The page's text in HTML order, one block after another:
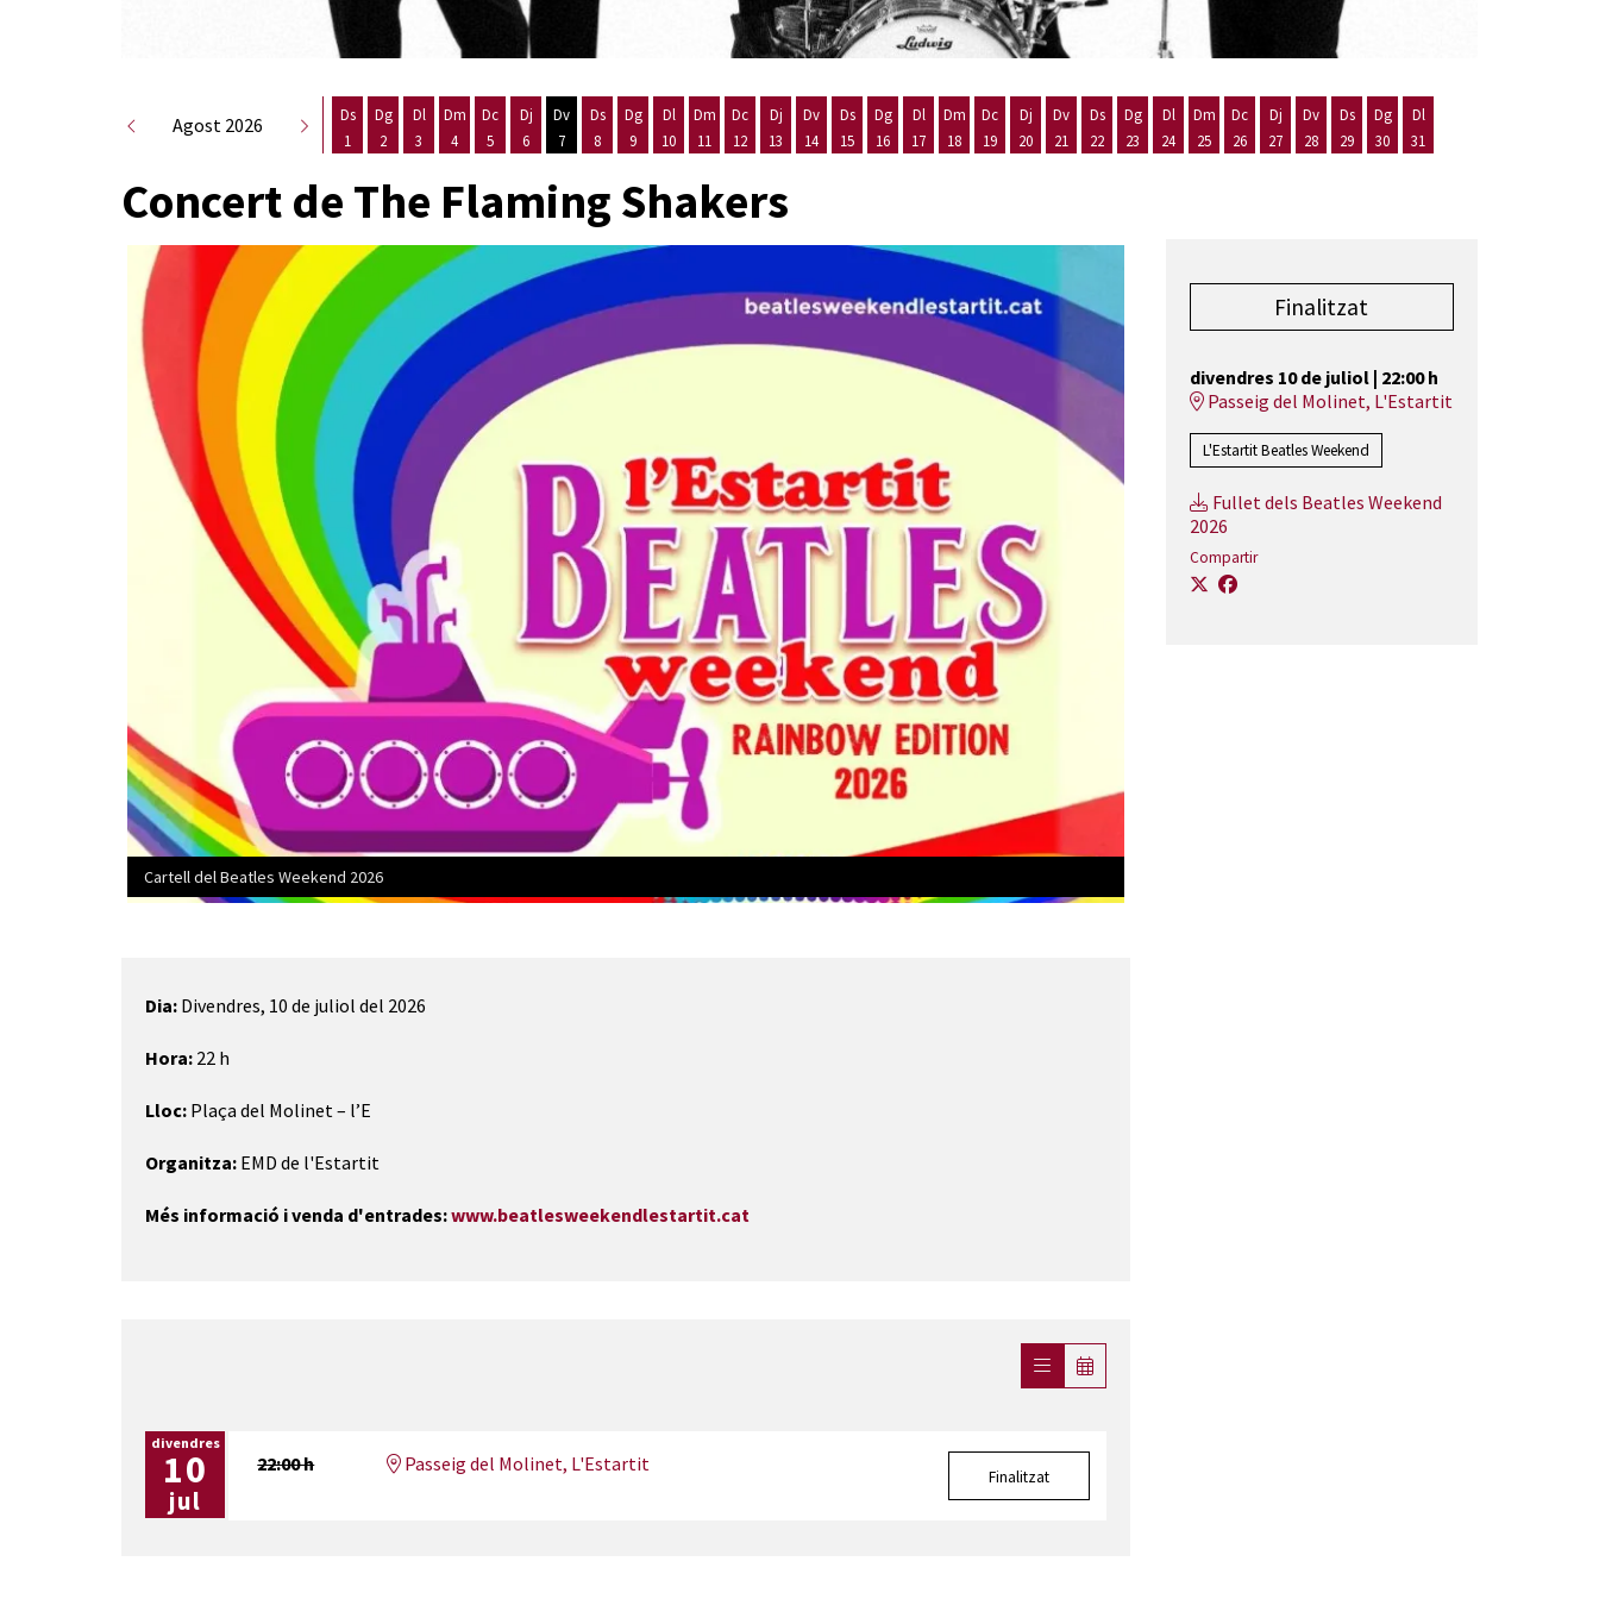
Agost 2026
Ds
1
Dg
2
Dl
3
Dm
4
Dc
5
Dj
6
Dv
7
Ds
8
Dg
9
Dl
10
Dm
11
Dc
12
Dj
13
Dv
14
Ds
15
Dg
16
Dl
17
Dm
18
Dc
19
Dj
20
Dv
21
Ds
22
Dg
23
Dl
24
Dm
25
Dc
26
Dj
27
Dv
28
Ds
29
Dg
30
Dl
31
Concert de The Flaming Shakers
Cartell del Beatles Weekend 2026
Dia: Divendres, 10 de juliol del 2026
Hora: 22 h
Lloc: Plaça del Molinet – l’E
Organitza: EMD de l'Estartit
Més informació i venda d'entrades:www.beatlesweekendlestartit.cat
divendres
10
jul
22:00 h Passeig del Molinet, L'Estartit
Finalitzat
Finalitzat
divendres 10 de juliol| 22:00 h
Passeig del Molinet, L'Estartit
L'Estartit Beatles Weekend
Fullet dels Beatles Weekend
2026
Compartir